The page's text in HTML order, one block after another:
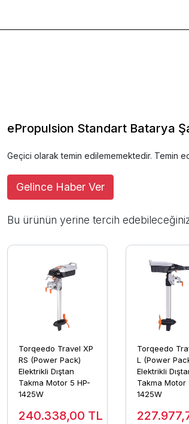
ePropulsion Standart Batarya
Geçici olarak temin edilememektedir. Temin
Gelince Haber Ver
Bu ürünün yerine tercih
Torqeedo Travel XP
RS (Power Pack)
Elektrikli Dıştan
Takma Motor 5 HP-
1425W
240.338,00 TL
Torqeedo
L (Power
Elektrikli
Takma Motor
1425W